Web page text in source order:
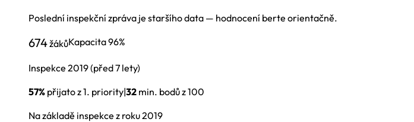
Poslední inspekční zpráva je staršího data — hodnocení berte orientačně.
674žákůKapacita96%
Inspekce 2019(před 7 lety)
57% přijato z 1. priority|32 min. bodů z 100
Na základě inspekce z roku 2019